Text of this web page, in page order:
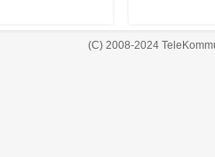
(C) 2008-2024